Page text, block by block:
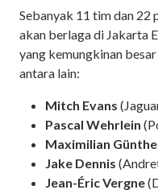
Sebanyak 11 tim dan 22
akan berlaga di Jakarta
yang kemungkinan
antara lain:
Mitch Evans
Pascal Wehrlein
Maximilian
Jake Dennis
Jean-Éric Vergne